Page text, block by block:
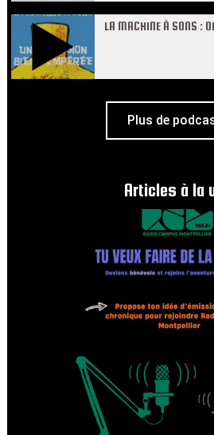
LA MACHINE À SONS :
Plus de
Articles à la